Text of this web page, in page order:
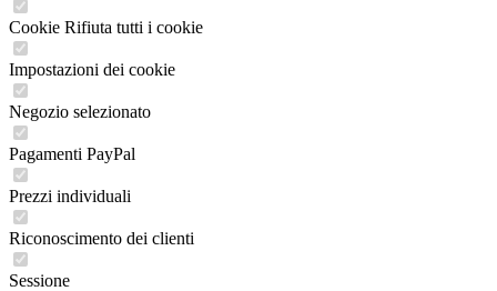
Cookie Rifiuta tutti i cookie
Impostazioni dei cookie
Negozio selezionato
Pagamenti PayPal
Prezzi individuali
Riconoscimento dei clienti
Sessione